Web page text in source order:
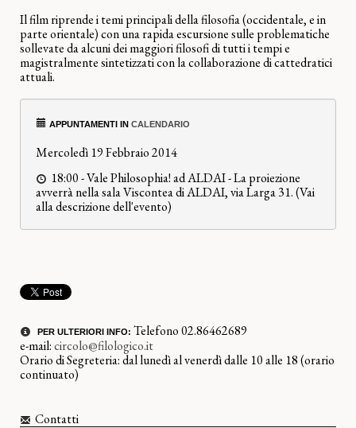
Il film riprende i temi principali della filosofia (occidentale, e in
parte orientale) con una rapida escursione sulle problematiche
sollevate da alcuni dei maggiori filosofi di tutti i tempi e
magistralmente sintetizzati con la collaborazione di cattedratici
attuali.
APPUNTAMENTI IN CALENDARIO
Mercoledì 19 Febbraio 2014
18:00 -Vale Philosophia! ad ALDAI-La proiezione
avverrà nella sala Viscontea di ALDAI, via Larga 31. (Vai
alla descrizione dell'evento)
PER ULTERIORI INFO: Telefono 02.86462689
e-mail:circolo@filologico.it
Orario di Segreteria: dal lunedì al venerdì dalle 10 alle 18 (orario
continuato)
Contatti